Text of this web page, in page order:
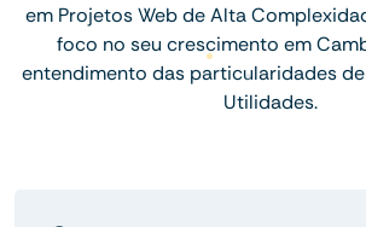
em Projetos Web de Alta
foco no seu crescimento em
entendimento das particularidades
Utilidades.